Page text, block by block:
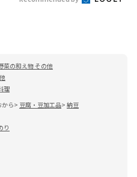
菜の和え物 その他
理
ら 豆腐・豆加工品 納豆
り